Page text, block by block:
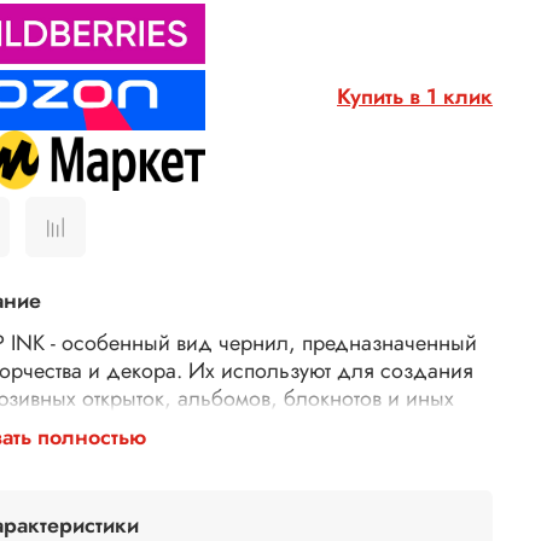
Купить в 1 клик
INK - особенный вид чернил, предназначенный
и декора. Их используют для создания
открыток, альбомов, блокнотов и иных
хендмейда. Эти чернила выделяются
к истиранию. В отличие от сухих красок, они
со штемпельными подушечками, штампами,
полностью